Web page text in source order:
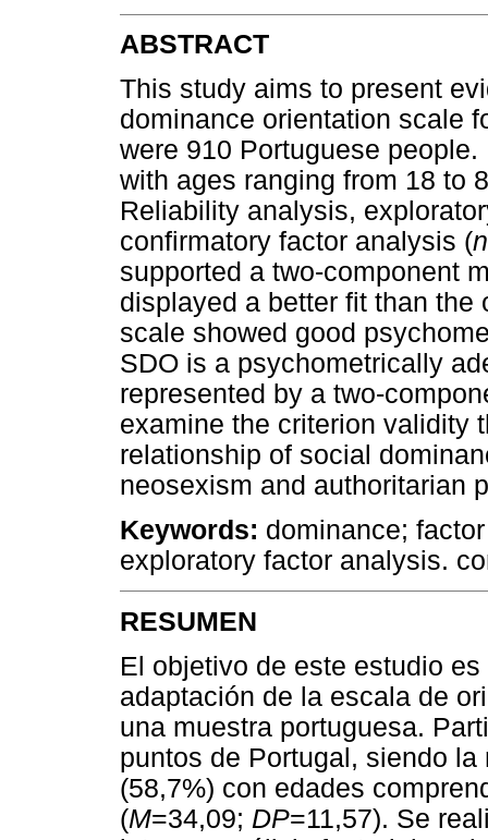
ABSTRACT
This study aims to present
dominance orientation scale
were 910 Portuguese
with ages ranging from 18 to
Reliability analysis,
confirmatory factor analysis (n
supported a two-component
displayed a better fit than the
scale showed good
SDO is a psychometrically
represented by a two-
examine the criterion validity
relationship of social
neosexism and authoritarian
Keywords: dominance;
exploratory factor analysis.
RESUMEN
El objetivo de este estudio
adaptación de la escala de
una muestra portuguesa.
puntos de Portugal, siendo
(58,7%) con edades
(M=34,09; DP=11,57). Se